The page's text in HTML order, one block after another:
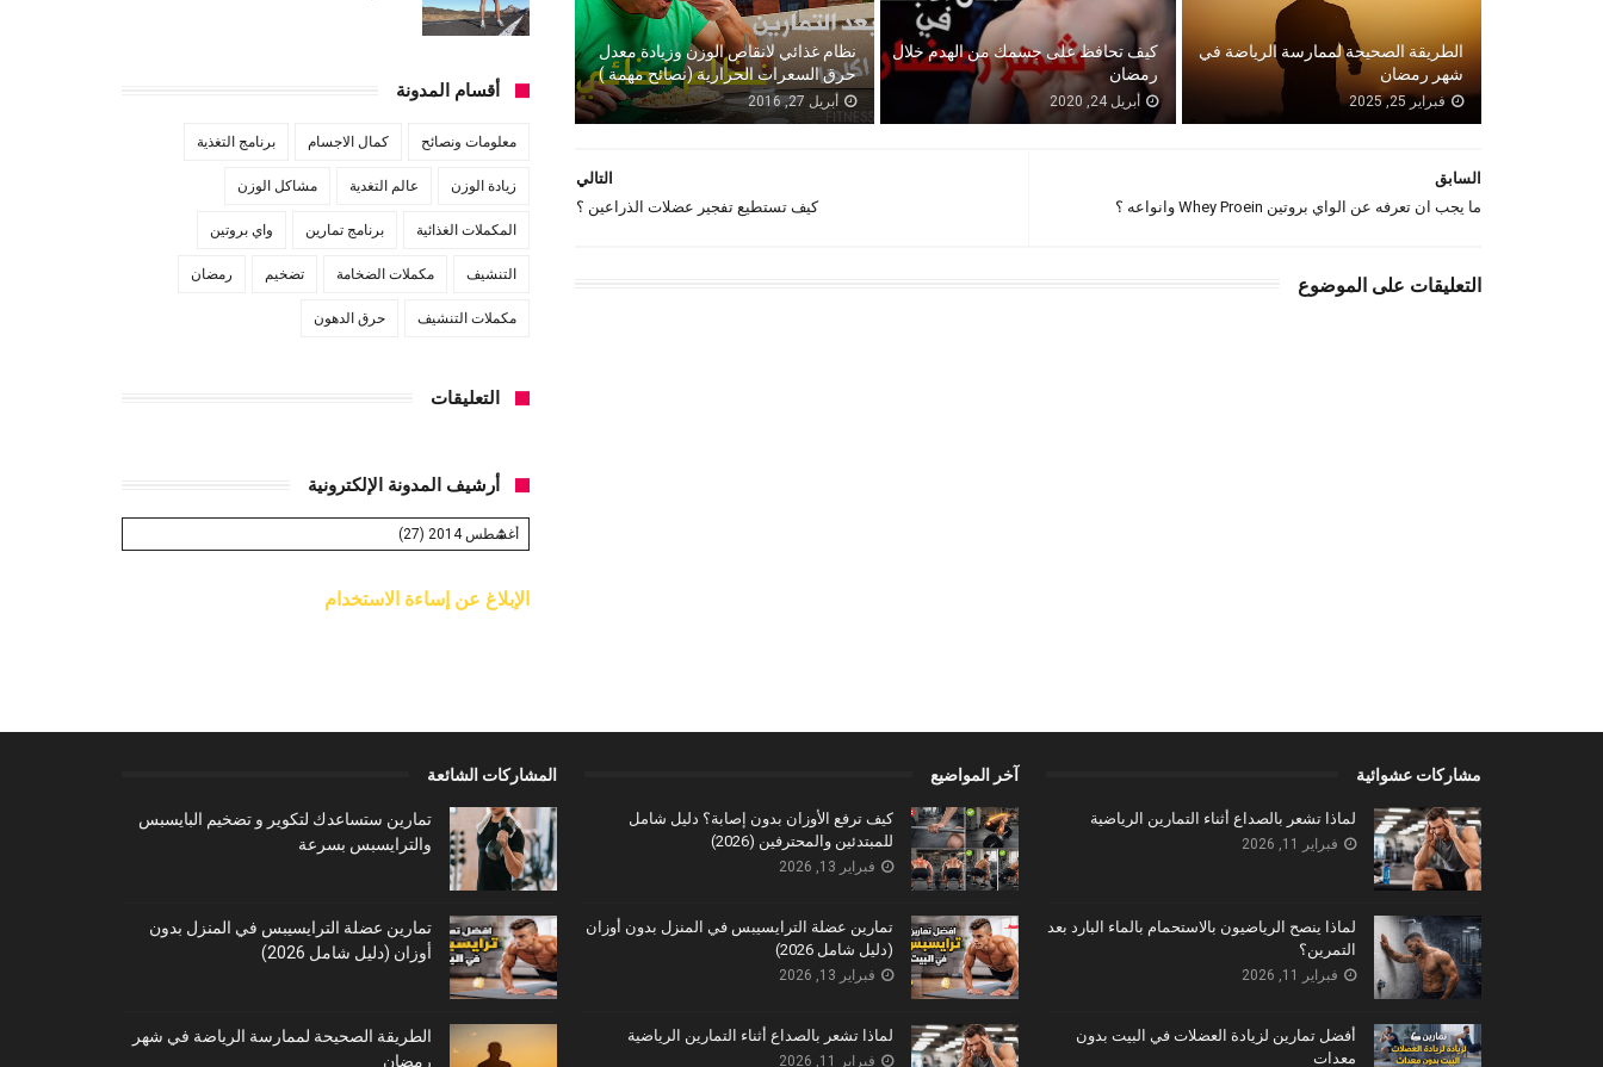
الطريقة الصحيحة لممارسة الرياضة في
شهر رمضان
فبراير 25, 2025
كيف تحافظ على جسمك من الهدم خلال
رمضان
أبريل 24, 2020
نظام غذائي لانقاص الوزن وزيادة معدل
حرق السعرات الحرارية (نصائح مهمة )
أبريل 27, 2016
التالي
كيف تستطيع تفجير عضلات الذراعين ؟
السابق
ما يجب ان تعرفه عن الواي بروتين Whey Proein وانواعه ؟
التعليقات على الموضوع
أقسام المدونة
معلومات ونصائح كمال الاجسام برنامج التغذية
زيادة الوزن عالم التغدية مشاكل الوزن
المكملات الغذائية برنامج تمارين واي بروتين
التنشيف مكملات الضخامة تضخيم رمضان
مكملات التنشيف حرق الدهون
التعليقات
أرشيف المدونة الإلكترونية
الإبلاغ عن إساءة الاستخدام
مشاركات عشوائية
لماذا تشعر بالصداع أثناء التمارين الرياضية
فبراير 11, 2026
لماذا ينصح الرياضيون بالاستحمام بالماء البارد بعد
التمرين؟
فبراير 11, 2026
أفضل تمارين لزيادة العضلات في البيت بدون
معدات
آخر المواضيع
كيف ترفع الأوزان بدون إصابة؟ دليل شامل
للمبتدئين والمحترفين (2026)
فبراير 13, 2026
تمارين عضلة الترايسيبس في المنزل بدون أوزان
(دليل شامل 2026)
فبراير 13, 2026
لماذا تشعر بالصداع أثناء التمارين الرياضية
فبراير 11, 2026
المشاركات الشائعة
تمارين ستساعدك لتكوير و تضخيم البايسبس
والترايسبس بسرعة
تمارين عضلة الترايسيبس في المنزل بدون
أوزان (دليل شامل 2026)
الطريقة الصحيحة لممارسة الرياضة في شهر
رمضان